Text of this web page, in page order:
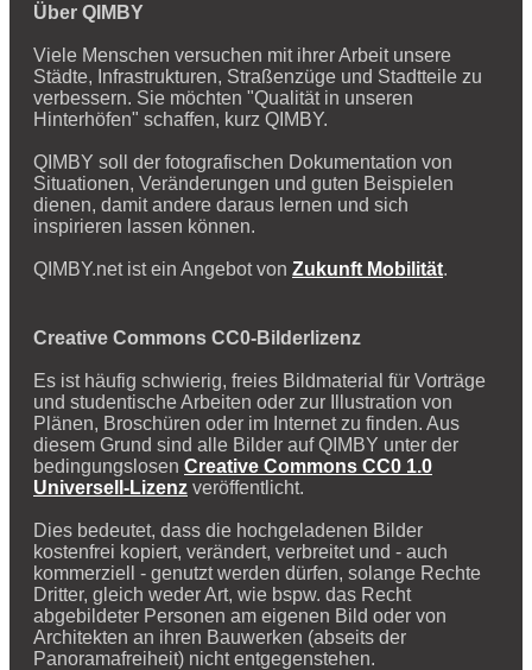
Über QIMBY
Viele Menschen versuchen mit ihrer Arbeit unsere
Städte, Infrastrukturen, Straßenzüge und Stadtteile zu
verbessern. Sie möchten "Qualität in unseren
Hinterhöfen" schaffen, kurz QIMBY.
QIMBY soll der fotografischen Dokumentation von
Situationen, Veränderungen und guten Beispielen
dienen, damit andere daraus lernen und sich
inspirieren lassen können.
QIMBY.net ist ein Angebot von Zukunft Mobilität.
Creative Commons CC0-Bilderlizenz
Es ist häufig schwierig, freies Bildmaterial für Vorträge
und studentische Arbeiten oder zur Illustration von
Plänen, Broschüren oder im Internet zu finden. Aus
diesem Grund sind alle Bilder auf QIMBY unter der
bedingungslosen Creative Commons CC0 1.0
Universell-Lizenz veröffentlicht.
Dies bedeutet, dass die hochgeladenen Bilder
kostenfrei kopiert, verändert, verbreitet und - auch
kommerziell - genutzt werden dürfen, solange Rechte
Dritter, gleich weder Art, wie bspw. das Recht
abgebildeter Personen am eigenen Bild oder von
Architekten an ihren Bauwerken (abseits der
Panoramafreiheit) nicht entgegenstehen.